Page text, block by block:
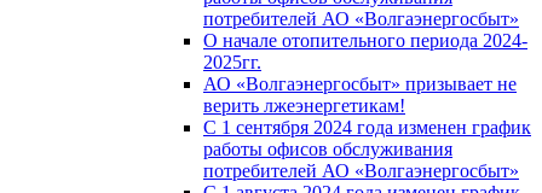
потребителей АО «Волгаэнергосбыт»
О начале отопительного периода 2024-
2025гг.
АО «Волгаэнергосбыт» призывает не
верить лжеэнергетикам!
С 1 сентября 2024 года изменен график
работы офисов обслуживания
потребителей АО «Волгаэнергосбыт»